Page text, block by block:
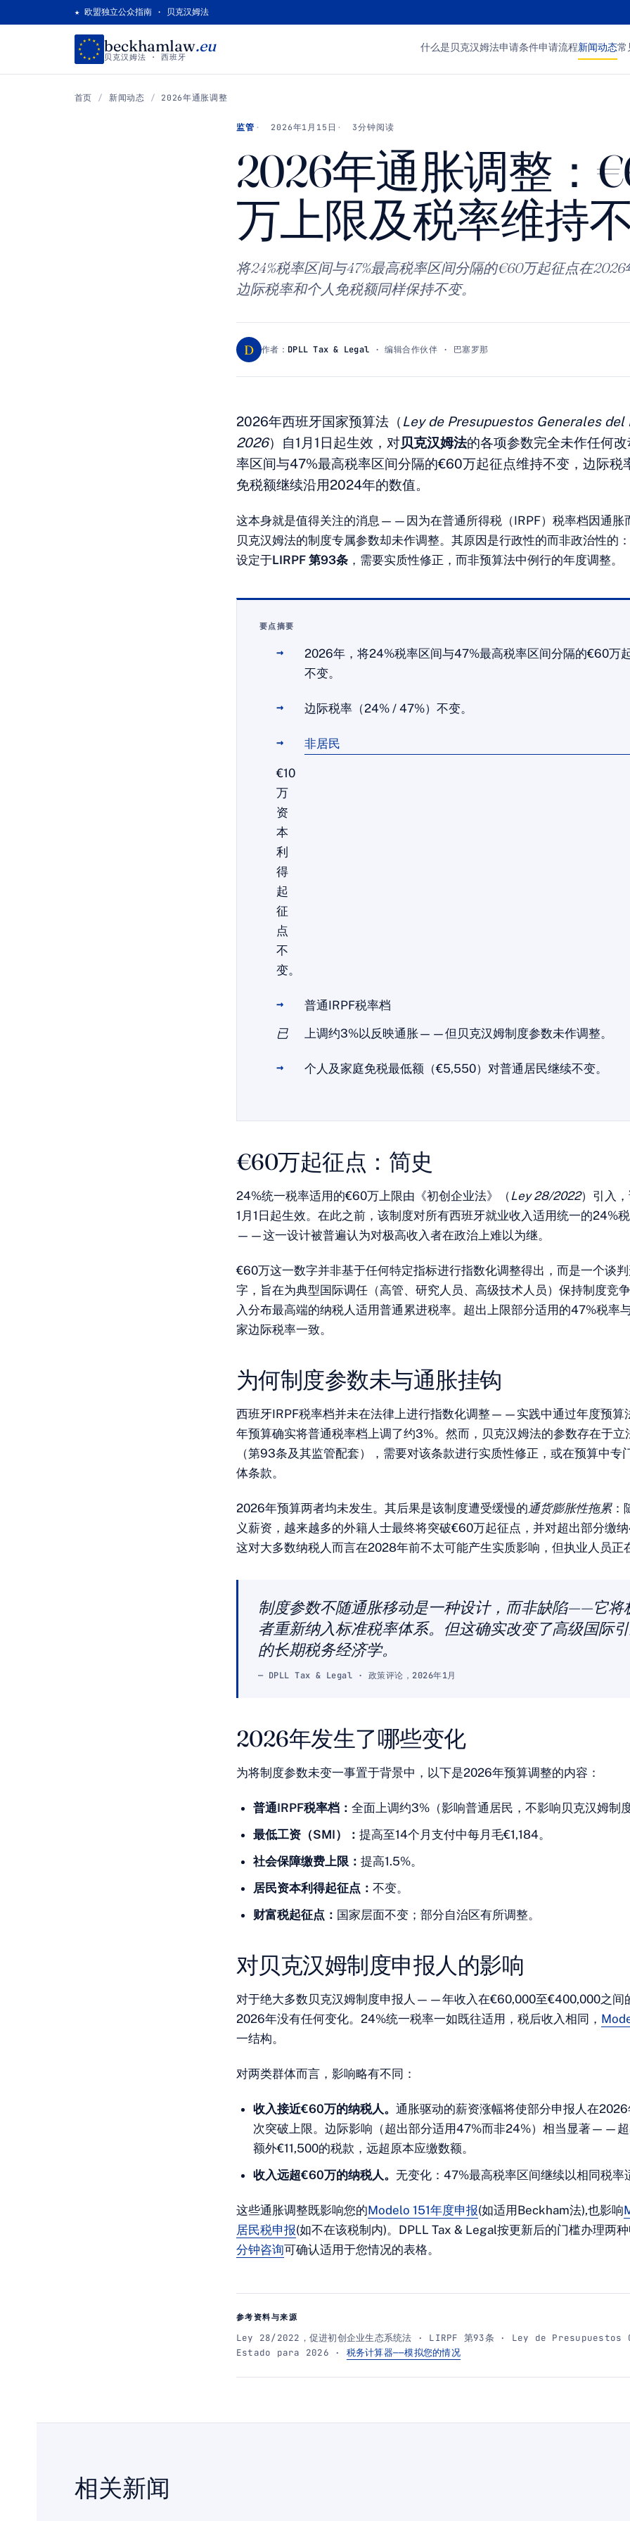
★ 欧盟独立公众指南 · 贝克汉姆法
beckhamlaw.eu
贝克汉姆法 · 西班牙
什么是贝克汉姆法申请条件申请流程新闻动态常
首页 / 新闻动态 / 2026年通胀调整
监管 2026年1月15日 3分钟阅读
2026年通胀调整：
万上限及税率维持
将24%税率区间与47%最高税率区间分隔的€60万起征点在2026
边际税率和个人免税额同样保持不变。
D 作者： DPLL Tax & Legal · 编辑合作伙伴 · 巴塞罗那
2026年西班牙国家预算法（ Ley de Presupuestos Generales del
2026）自1月1日起生效，对贝克汉姆法的各项参数完全未作任何
率区间与47%最高税率区间分隔的€60万起征点维持不变，边际税
免税额继续沿用2024年的数值。
这本身就是值得关注的消息——因为在普通所得税（IRPF）税率档因通胀
贝克汉姆法的制度专属参数却未作调整。其原因是行政性的而非政治性的
设定于LIRPF 第93条，需要实质性修正，而非预算法中例行的年度调整。
要点摘要
2026年，将24%税率区间与47%最高税率区间分隔的€60万
不变。
边际税率（24% / 47%）不变。
非居民
€10
万
资
本
利
得
起
征
点
不
变。
普通IRPF税率档
已
上调约3%以反映通胀——但贝克汉姆制度参数未作调整。
个人及家庭免税最低额（€5,550）对普通居民继续不变。
€60万起征点：简史
24%统一税率适用的€60万上限由《初创企业法》（Ley 28/2022）引入
1月1日起生效。在此之前，该制度对所有西班牙就业收入适用统一的24%
——这一设计被普遍认为对极高收入者在政治上难以为继。
€60万这一数字并非基于任何特定指标进行指数化调整得出，而是一个谈
字，旨在为典型国际调任（高管、研究人员、高级技术人员）保持制度竞
入分布最高端的纳税人适用普通累进税率。超出上限部分适用的47%税率
家边际税率一致。
为何制度参数未与通胀挂钩
西班牙IRPF税率档并未在法律上进行指数化调整——实践中通过年度预算
年预算确实将普通税率档上调了约3%。然而，贝克汉姆法的参数存在于立
（第93条及其监管配套），需要对该条款进行实质性修正，或在预算中专
体条款。
2026年预算两者均未发生。其后果是该制度遭受缓慢的通货膨胀性拖累：
义薪资，越来越多的外籍人士最终将突破€60万起征点，并对超出部分缴纳
这对大多数纳税人而言在2028年前不太可能产生实质影响，但执业人员正
制度参数不随通胀移动是一种设计，而非缺陷——它将
者重新纳入标准税率体系。但这确实改变了高级国际
的长期税务经济学。
— DPLL Tax & Legal · 政策评论，2026年1月
2026年发生了哪些变化
为将制度参数未变一事置于背景中，以下是2026年预算调整的内容：
普通IRPF税率档： 全面上调约3%（影响普通居民，不影响贝克汉姆制
最低工资（SMI）： 提高至14个月支付中每月毛€1,184。
社会保障缴费上限： 提高1.5%。
居民资本利得起征点： 不变。
财富税起征点： 国家层面不变；部分自治区有所调整。
对贝克汉姆制度申报人的影响
对于绝大多数贝克汉姆制度申报人——年收入在€60,000至€400,000之
2026年没有任何变化。24%统一税率一如既往适用，税后收入相同，
一结构。
对两类群体而言，影响略有不同：
收入接近€60万的纳税人。 通胀驱动的薪资涨幅将使部分申报人在
次突破上限。边际影响（超出部分适用47%而非24%）相当显著——
额外€11,500的税款，远超原本应缴数额。
收入远超€60万的纳税人。 无变化：47%最高税率区间继续以相同税率
这些通胀调整既影响您的Modelo 151年度申报(如适用Beckham法),也影响
居民税申报(如不在该税制内)。DPLL Tax & Legal按更新后的门槛办理两种
分钟咨询可确认适用于您情况的表格。
参考资料与来源
Ley 28/2022，促进初创企业生态系统法 · LIRPF 第93条 · Ley de
Estado para 2026 · 税务计算器——模拟您的情况
相关新闻